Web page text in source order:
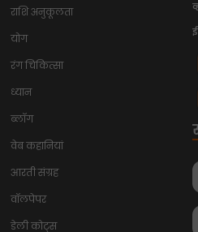
राशि अनुकूलता
योग
रंग चिकित्सा
ध्यान
ब्लॉग
वेब कहानियां
आरती संग्रह
वॉलपेपर
डेली कोट्स